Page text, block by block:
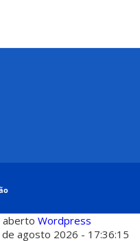
aberto Wordpress
agosto 2026 - 17:36:15